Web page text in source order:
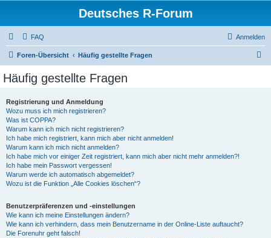
Deutsches R-Forum
FAQ Anmelden
Foren-Übersicht Häufig gestellte Fragen
Häufig gestellte Fragen
Registrierung und Anmeldung
Wozu muss ich mich registrieren?
Was ist COPPA?
Warum kann ich mich nicht registrieren?
Ich habe mich registriert, kann mich aber nicht anmelden!
Warum kann ich mich nicht anmelden?
Ich habe mich vor einiger Zeit registriert, kann mich aber nicht mehr anmelden?!
Ich habe mein Passwort vergessen!
Warum werde ich automatisch abgemeldet?
Wozu ist die Funktion „Alle Cookies löschen“?
Benutzerpräferenzen und -einstellungen
Wie kann ich meine Einstellungen ändern?
Wie kann ich verhindern, dass mein Benutzername in der Online-Liste auftaucht?
Die Forenuhr geht falsch!